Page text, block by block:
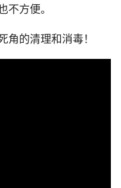
方便。
的清理和消毒！